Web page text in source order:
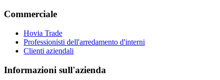
Commerciale
Hovia Trade
Professionisti dell'arredamento d'interni
Clienti aziendali
Informazioni sull'azienda